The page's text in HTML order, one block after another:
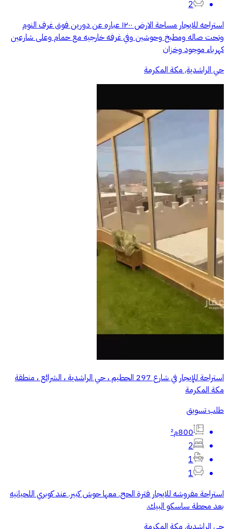
2
استراحه للايجار مساحة الارض ١٢٠٠ عباره عن دورين فوق غرف النوم
وتحت صاله ومطبخ وحوشين وفي غرفه خارجيه مع حمام وعلى شارعين
كهرباء موجود وخزان
حي الراشدية, مكة المكرمة
استراحة للإيجار في شارع 297 الحطيم ، حي الراشدية ، الشرائع ، منطقة
مكة المكرمة
طلب تسويق
800م²
2
1
1
استراحة مفروشه للايجار فترة الحج. معها حوش كبير. عند كوبري اللحيانيه
بعد محطة ساسكو البيك.